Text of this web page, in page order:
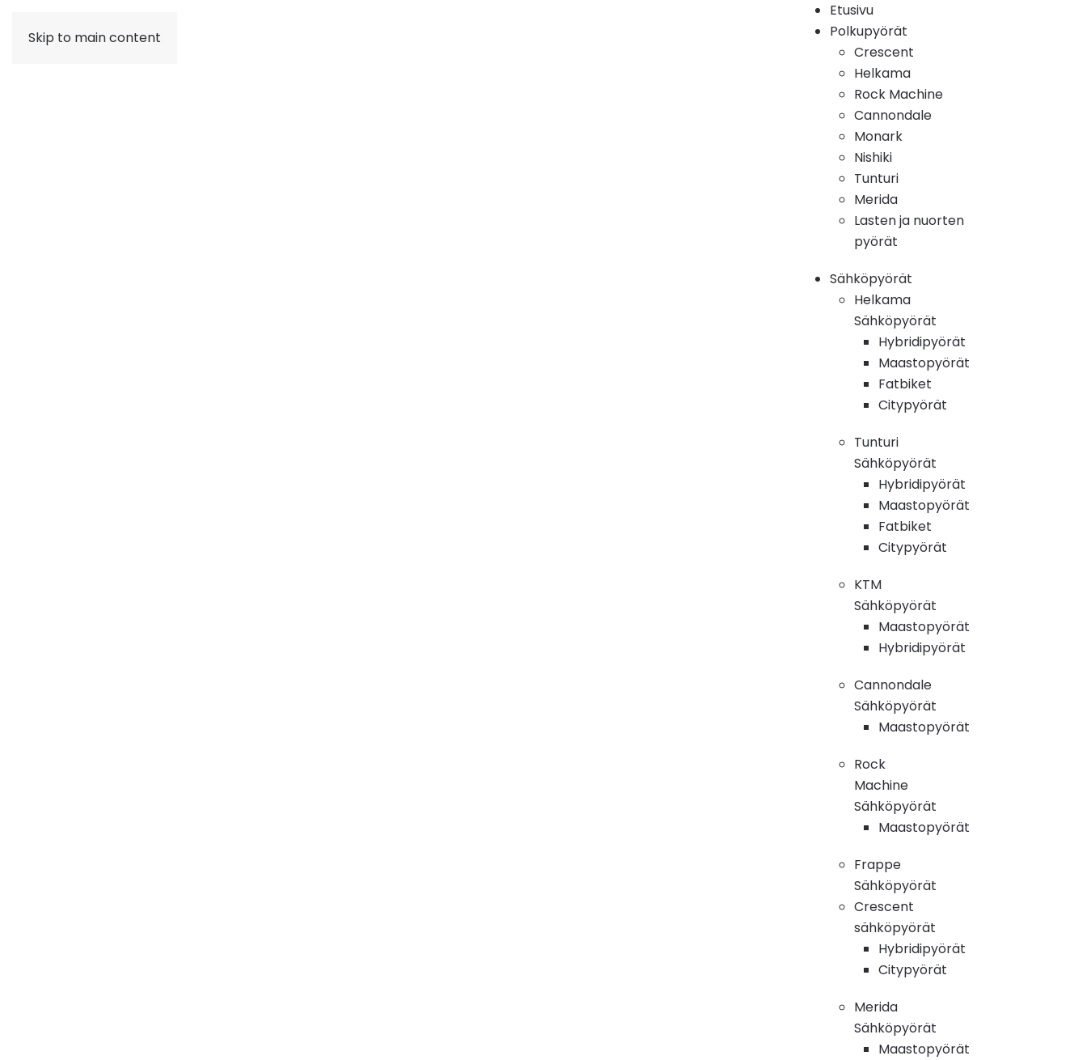
Skip to main content
Etusivu
Polkupyörät
Crescent
Helkama
Rock Machine
Cannondale
Monark
Nishiki
Tunturi
Merida
Lasten ja nuorten
pyörät
Sähköpyörät
Helkama
Sähköpyörät
Hybridipyörät
Maastopyörät
Fatbiket
Citypyörät
Tunturi
Sähköpyörät
Hybridipyörät
Maastopyörät
Fatbiket
Citypyörät
KTM
Sähköpyörät
Maastopyörät
Hybridipyörät
Cannondale
Sähköpyörät
Maastopyörät
Rock
Machine
Sähköpyörät
Maastopyörät
Frappe
Sähköpyörät
Crescent
sähköpyörät
Hybridipyörät
Citypyörät
Merida
Sähköpyörät
Maastopyörät